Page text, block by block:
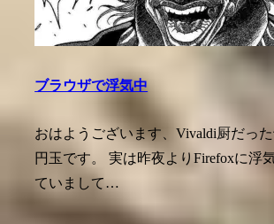
ブラウザで浮気中
おはようございます、Vivaldi厨だっ
円玉です。 実は昨夜よりFirefoxに浮
ていまして…